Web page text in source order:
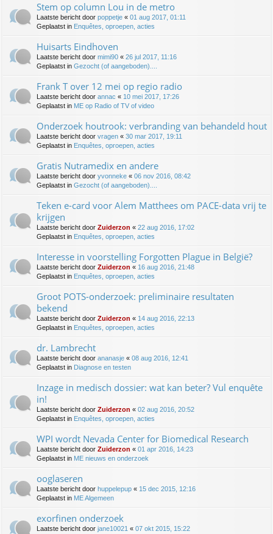
Stem op column Lou in de metro
Laatste bericht door poppetje « 01 aug 2017, 01:11
Geplaatst in Enquêtes, oproepen, acties
Huisarts Eindhoven
Laatste bericht door mimi90 « 26 jul 2017, 11:16
Geplaatst in Gezocht (of aangeboden)....
Frank T over 12 mei op regio radio
Laatste bericht door annac « 10 mei 2017, 17:26
Geplaatst in ME op Radio of TV of video
Onderzoek houtrook: verbranding van behandeld hout
Laatste bericht door vragen « 30 mar 2017, 19:11
Geplaatst in Enquêtes, oproepen, acties
Gratis Nutramedix en andere
Laatste bericht door yvonneke « 06 nov 2016, 08:42
Geplaatst in Gezocht (of aangeboden)....
Teken e-card voor Alem Matthees om PACE-data vrij te
krijgen
Laatste bericht door Zuiderzon « 22 aug 2016, 17:02
Geplaatst in Enquêtes, oproepen, acties
Interesse in voorstelling Forgotten Plague in België?
Laatste bericht door Zuiderzon « 16 aug 2016, 21:48
Geplaatst in Enquêtes, oproepen, acties
Groot POTS-onderzoek: preliminaire resultaten
bekend
Laatste bericht door Zuiderzon « 14 aug 2016, 22:13
Geplaatst in Enquêtes, oproepen, acties
dr. Lambrecht
Laatste bericht door ananasje « 08 aug 2016, 12:41
Geplaatst in Diagnose en testen
Inzage in medisch dossier: wat kan beter? Vul enquête
in!
Laatste bericht door Zuiderzon « 02 aug 2016, 20:52
Geplaatst in Enquêtes, oproepen, acties
WPI wordt Nevada Center for Biomedical Research
Laatste bericht door Zuiderzon « 01 apr 2016, 14:23
Geplaatst in ME nieuws en onderzoek
ooglaseren
Laatste bericht door huppelepup « 15 dec 2015, 12:16
Geplaatst in ME Algemeen
exorfinen onderzoek
Laatste bericht door jane10021 « 07 okt 2015, 15:22